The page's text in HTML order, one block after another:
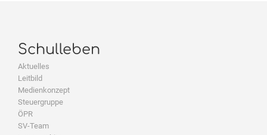
Schulleben
Aktuelles
Leitbild
Medienkonzept
Steuergruppe
ÖPR
SV-Team